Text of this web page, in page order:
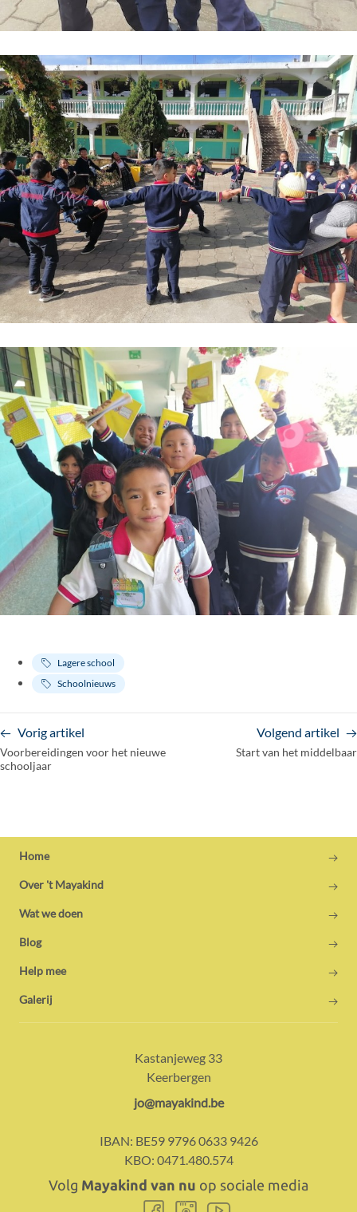
Lagere school
Schoolnieuws
Vorig artikel
Voorbereidingen voor het nieuwe
schooljaar
Volgend artikel
Start van het middelbaar
Home
Over 't Mayakind
Wat we doen
Blog
Help mee
Galerij
Contact:
Adres:
Kastanjeweg 33
Keerbergen
E-
jo@mayakind.be
IBAN: BE59 9796 0633 9426
KBO: 0471.480.574
Volg Mayakind van nu op sociale media
Volg Volg Volg